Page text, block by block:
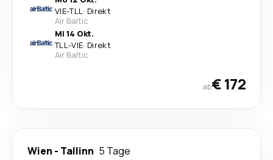
VIE-TLL· Direkt
Air Baltic
Mi 14 Okt.
TLL-VIE· Direkt
Air Baltic
ab€ 172
Wien - Tallinn 5 Tage